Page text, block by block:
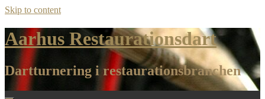
Skip to content
Aarhus Restaurationsdart
Dartturnering i restaurationsbranchen